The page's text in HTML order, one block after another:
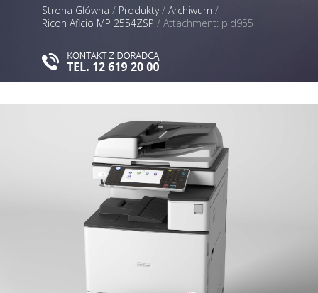
Strona Główna / Produkty/ Archiwum /
Ricoh Aficio MP 2554ZSP / Attachment: pid955